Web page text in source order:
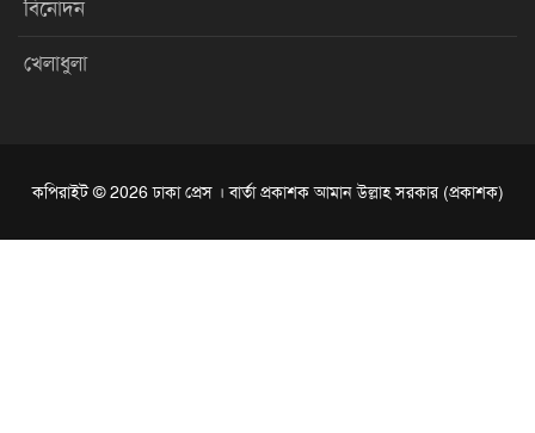
বিনোদন
খেলাধুলা
কপিরাইট © 2026 ঢাকা প্রেস । বার্তা প্রকাশক আমান উল্লাহ সরকার (প্রকাশক)